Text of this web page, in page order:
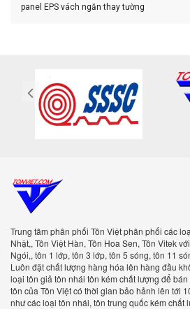
panel EPS vách ngăn thay tường
Trung tâm phân phối Tôn Việt phân phối các
Nhật,, Tôn Việt Hàn, Tôn Hoa Sen, Tôn Vitek
Ngói,, tôn 1 lớp, tôn 3 lớp, tôn 5 sóng, tôn 11
Luôn đặt chất lượng hàng hóa lên hàng đầu
loại tôn giả tôn nhái tôn kém chất lượng để
tôn của Tôn Việt có thời gian bảo hảnh lên tới
như các loại tôn nhái, tôn trung quốc kém chất